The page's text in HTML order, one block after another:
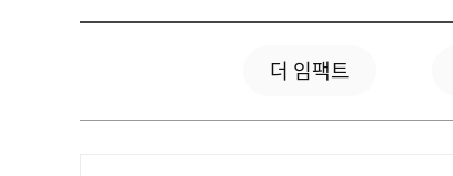
더 임팩트